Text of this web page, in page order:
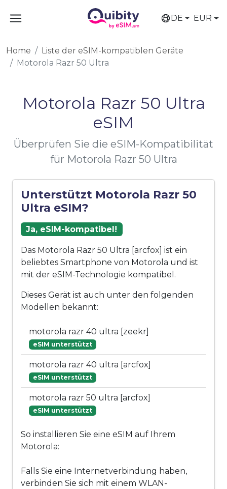
DE EUR
Home
Liste der eSIM-kompatiblen Geräte
Motorola Razr 50 Ultra
Motorola Razr 50 Ultra
eSIM
Überprüfen Sie die eSIM-Kompatibilität
für Motorola Razr 50 Ultra
Unterstützt Motorola Razr 50
Ultra eSIM?
Ja, eSIM-kompatibel!
Das Motorola Razr 50 Ultra [arcfox] ist ein
beliebtes Smartphone von Motorola und ist
mit der eSIM-Technologie kompatibel.
Dieses Gerät ist auch unter den folgenden
Modellen bekannt:
motorola razr 40 ultra [zeekr]
eSIM unterstützt
motorola razr 40 ultra [arcfox]
eSIM unterstützt
motorola razr 50 ultra [arcfox]
eSIM unterstützt
So installieren Sie eine eSIM auf Ihrem
Motorola:
Falls Sie eine Internetverbindung haben,
verbinden Sie sich mit einem WLAN-